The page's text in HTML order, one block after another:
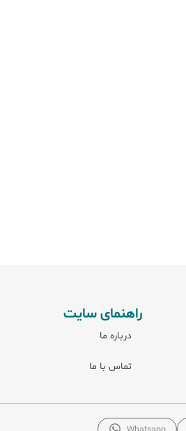
راهنمای سایت
درباره ما
تماس با ما